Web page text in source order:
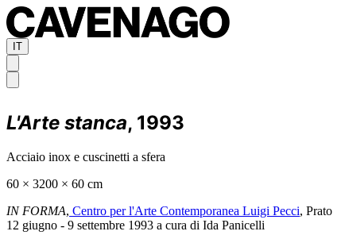
IT
L'Arte stanca, 1993
Acciaio inox e cuscinetti a sfera
60 × 3200 × 60 cm
IN FORMA, Centro per l'Arte Contemporanea Luigi Pecci, Prato
12 giugno - 9 settembre 1993 a cura di Ida Panicelli